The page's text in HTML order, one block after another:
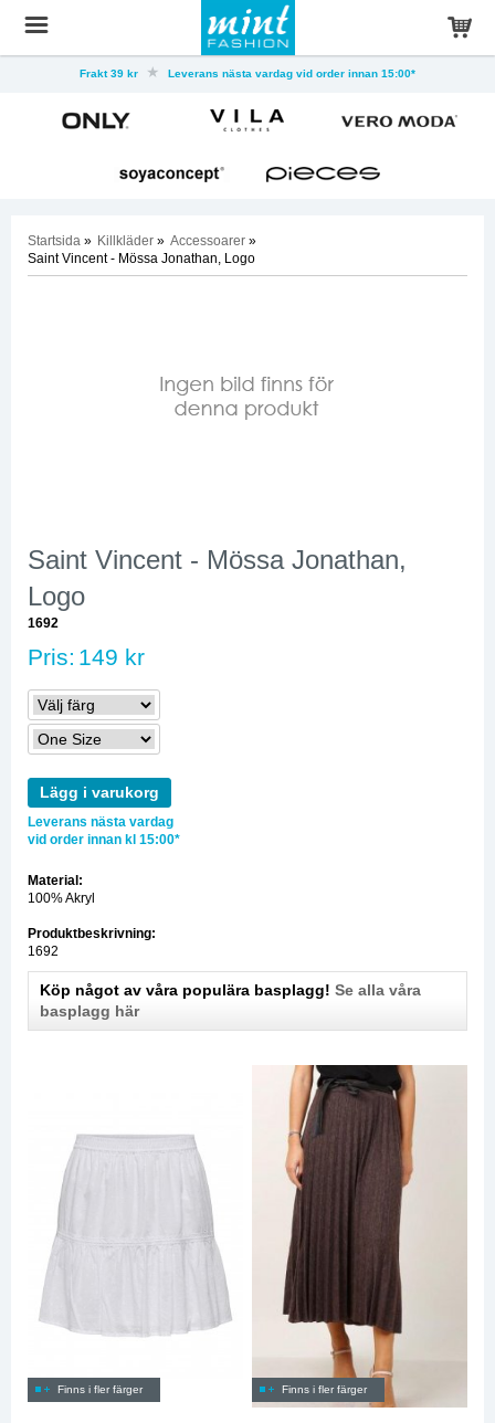
Frakt 39 kr Leverans nästa vardag vid order innan 15:00*
Startsida » Killkläder » Accessoarer »
Saint Vincent - Mössa Jonathan, Logo
Saint Vincent - Mössa Jonathan,
Logo
1692
Pris: 149 kr
Lägg i varukorg
Leverans nästa vardag
vid order innan kl 15:00*
Material:
100% Akryl
Produktbeskrivning:
1692
Köp något av våra populära basplagg! Se alla våra
basplagg här
Finns i fler färger Finns i fler färger